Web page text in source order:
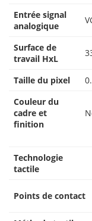
Entrée signal
analogique
Surface de
travail HxL
Taille du pixel
Couleur du
cadre et
finition
Technologie
tactile
Points de contact